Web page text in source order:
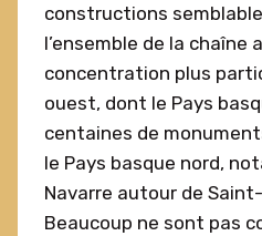
constructions
l’ensemble de la chaîne
concentration plus
ouest, dont le Pays
centaines de
le Pays basque nord,
Navarre autour de
Beaucoup ne sont pas